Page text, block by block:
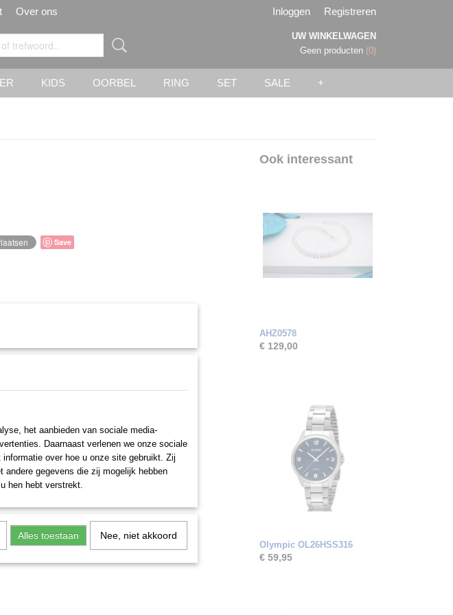
Over ons Inloggen Registreren
UW WINKELWAGEN
Geen producten (0)
KIDS OORBEL RING SET SALE +
Save
Ook interessant
AHZ0578
€ 129,00
Olympic OL26HSS316
€ 59,95
het aanbieden van sociale media-
Daarnaast verlenen we onze sociale
over hoe u onze site gebruikt. Zij
andere gegevens die zij mogelijk hebben
hen hebt verstrekt.
Alles toestaan Nee, niet akkoord